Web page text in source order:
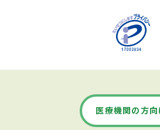
医療機関の方